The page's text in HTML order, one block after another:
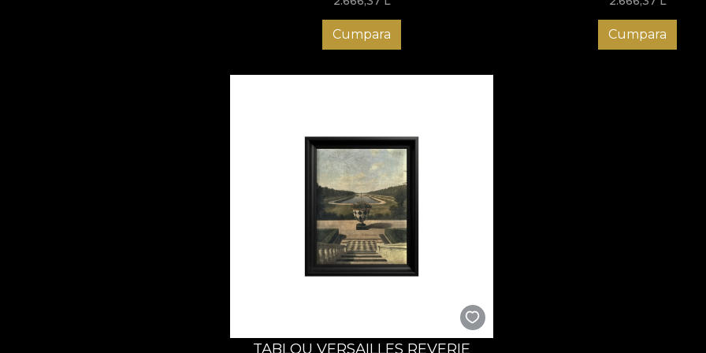
Cumpara Cumpara
TABLOU VERSAILLES REVERIE